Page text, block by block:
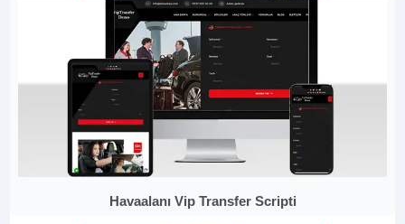
Havaalanı Vip Transfer Scripti